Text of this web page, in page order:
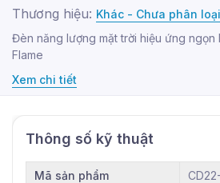
Thương hiệu: Khác - Chưa phân loại
Đèn năng lượng mặt trời hiệu ứng ngọn
Flame
Xem chi tiết
Thông số kỹ thuật
Mã sản phẩm